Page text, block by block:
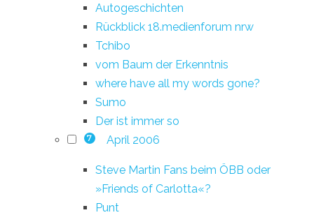
Autogeschichten
Rückblick 18.medienforum nrw
Tchibo
vom Baum der Erkenntnis
where have all my words gone?
Sumo
Der ist immer so
7 April 2006
Steve Martin Fans beim ÖBB oder
»Friends of Carlotta«?
Punt